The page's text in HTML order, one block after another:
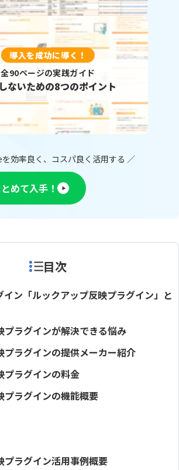
導入を成功に導く！
全90ページの実践ガイド
ないための8つのポイント
効率良く、コスパ良く活用する ／
めて入手！
目次
ン「ルックアップ反映プラグイン」と
プラグインが解決できる悩み
プラグインの提供メーカー紹介
プラグインの料金
プラグインの機能概要
プラグイン活用事例概要